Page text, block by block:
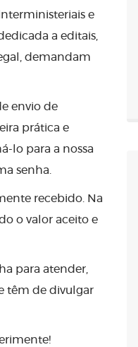
e
a editais,
demandam
envio de
prática e
lo para a nossa
senha.
recebido. Na
o valor aceito e
para atender,
têm de divulgar